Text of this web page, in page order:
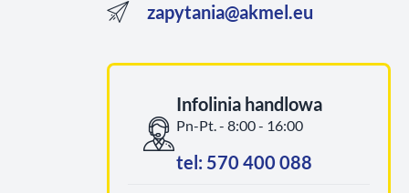
zapytania@akmel.eu
Infolinia handlowa
Pn-Pt. - 8:00 - 16:00
tel: 570 400 088